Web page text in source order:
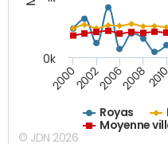
Royas
Moyenne
20002002200620082010
0k
© JDN 2026